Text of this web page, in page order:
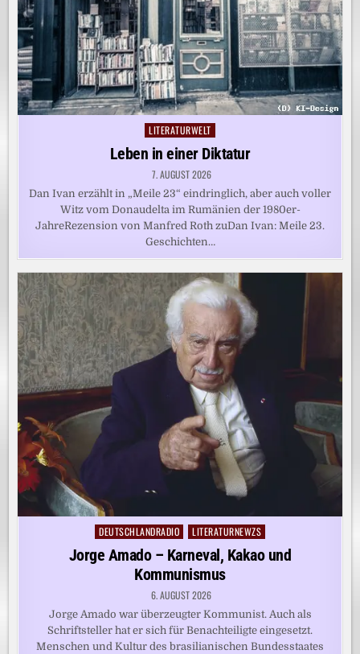
Posted
in
LITERATURWELT
Leben in einer Diktatur
7. AUGUST 2026
Dan Ivan erzählt in „Meile 23“ eindringlich, aber auch voller
Witz vom Donaudelta im Rumänien der 1980er-
JahreRezension von Manfred Roth zuDan Ivan: Meile 23.
Geschichten…
Posted
DEUTSCHLANDRADIO LITERATURNEWZS
Jorge Amado – Karneval, Kakao und
Kommunismus
6. AUGUST 2026
Jorge Amado war überzeugter Kommunist. Auch als
Schriftsteller hat er sich für Benachteiligte eingesetzt.
Menschen und Kultur des brasilianischen Bundesstaates